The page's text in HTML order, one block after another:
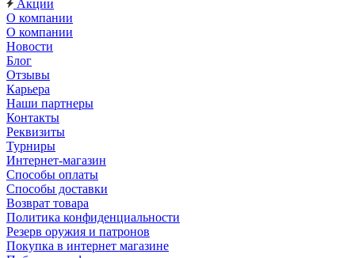
Акции
О компании
О компании
Новости
Блог
Отзывы
Карьера
Наши партнеры
Контакты
Реквизиты
Турниры
Интернет-магазин
Способы оплаты
Способы доставки
Возврат товара
Политика конфиденциальности
Резерв оружия и патронов
Покупка в интернет магазине